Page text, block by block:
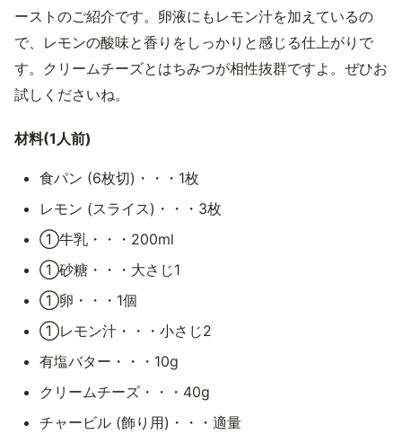
ーストのご紹介です。卵液にもレモン汁を加えているの
で、レモンの酸味と香りをしっかりと感じる仕上がりで
す。クリームチーズとはちみつが相性抜群ですよ。ぜひお
試しくださいね。
材料(1人前)
食パン (6枚切)・・・1枚
レモン (スライス)・・・3枚
①牛乳・・・200ml
①砂糖・・・大さじ1
①卵・・・1個
①レモン汁・・・小さじ2
有塩バター・・・10g
クリームチーズ・・・40g
チャービル (飾り用)・・・適量